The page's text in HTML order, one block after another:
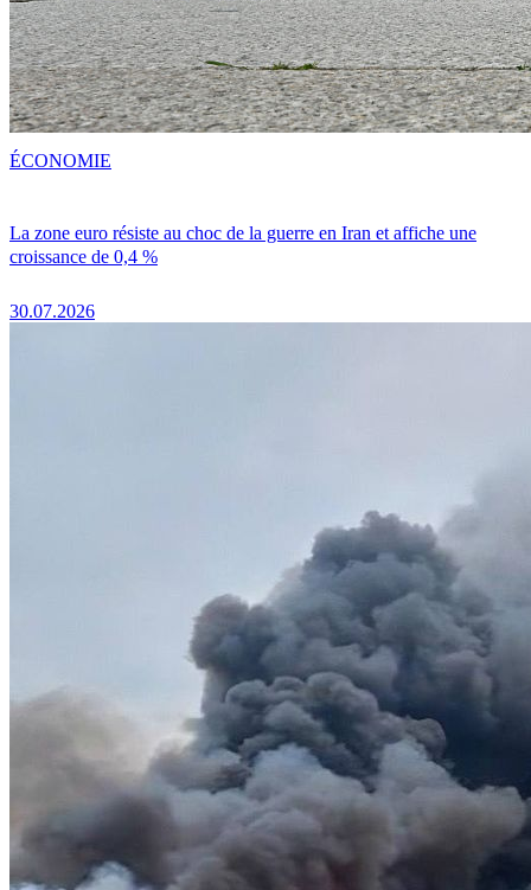
La zone euro résiste au choc de la guerre en Iran et affiche une
croissance de 0,4 %
30.07.2026
ÉCONOMIE